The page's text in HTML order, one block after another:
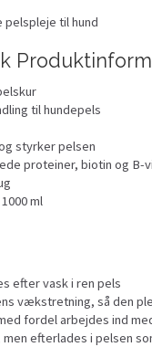
pelspleje til hund
til hundepels
styrker pelsen
proteiner, biotin og B-
ml
efter vask i ren pels
vækstretning, så den
fordel arbejdes ind
men efterlades i pelsen